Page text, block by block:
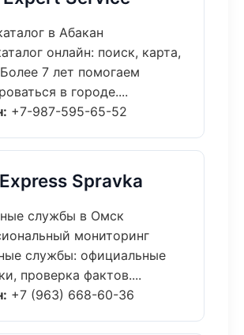
в Абакан
онлайн: поиск, карта,
7 лет помогаем
в городе....
+7-987-595-65-52
Spravka
службы в Омск
мониторинг
службы: официальные
проверка фактов....
+7 (963) 668-60-36